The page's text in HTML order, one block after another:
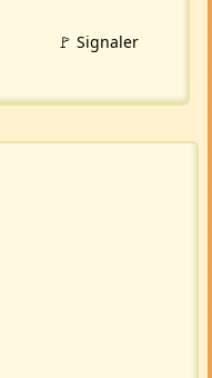
🚩 Signaler